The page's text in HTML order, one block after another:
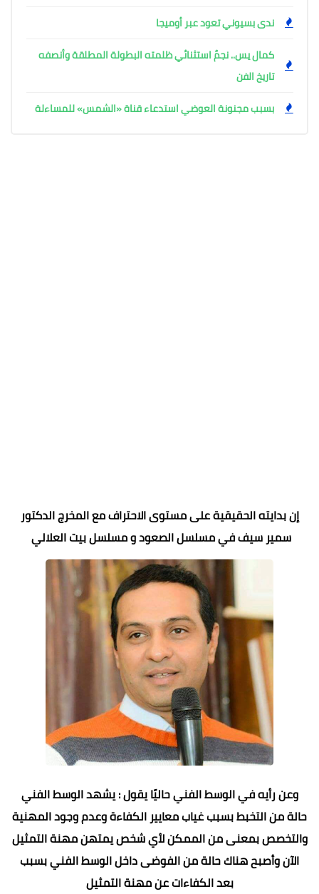
ندى بسيوني تعود عبر أوميجا
كمال يس.. نجمٌ استثنائي ظلمته البطولة المطلقة وأنصفه
تاريخ الفن
بسبب مجنونة العوضي استدعاء قناة «الشمس» للمساءلة
إن بدايته الحقيقية على مستوى الاحتراف مع المخرج الدكتور
سمير سيف في مسلسل الصعود و مسلسل بيت العلالي
وعن رأيه في الوسط الفني حاليًا يقول : يشهد الوسط الفني
حالة من التخبط بسبب غياب معايير الكفاءة وعدم وجود المهنية
والتخصص بمعنى من الممكن لأي شخص يمتهن مهنة التمثيل
الآن وأصبح هناك حالة من الفوضى داخل الوسط الفني بسبب
بعد الكفاءات عن مهنة التمثيل